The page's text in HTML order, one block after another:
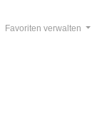
Favoriten verwalten